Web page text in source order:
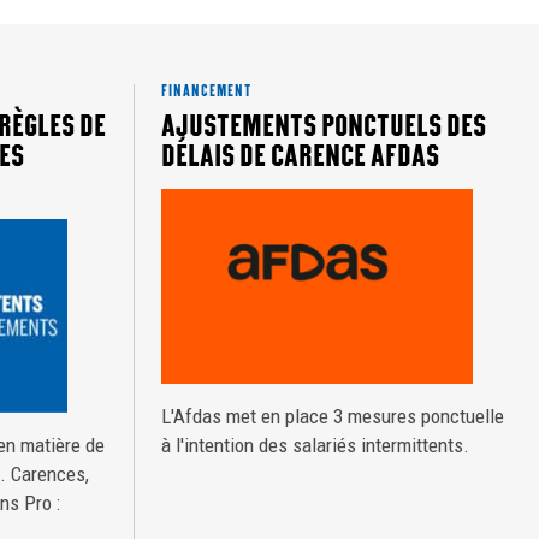
DE
matière de
Carences,
Pro :
FINANCEMENT
AJUSTEMENTS PONCTUELS DES
DÉLAIS DE CARENCE AFDAS
L'Afdas met en place 3 mesures ponctuelle
à l'intention des salariés intermittents.